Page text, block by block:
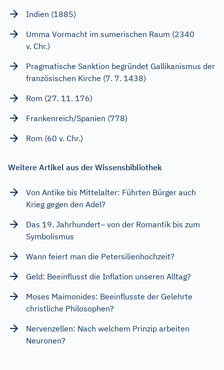
Indien (1885)
Umma Vormacht im sumerischen Raum (2340
v. Chr.)
Pragmatische Sanktion begründet Gallikanismus der
französischen Kirche (7. 7. 1438)
Rom (27. 11. 176)
Frankenreich/Spanien (778)
Rom (60 v. Chr.)
Weitere Artikel aus der Wissensbibliothek
Von Antike bis Mittelalter: Führten Bürger auch
Krieg gegen den Adel?
Das 19. Jahrhundert– von der Romantik bis zum
Symbolismus
Wann feiert man die Petersilienhochzeit?
Geld: Beeinflusst die Inflation unseren Alltag?
Moses Maimonides: Beeinflusste der Gelehrte
christliche Philosophen?
Nervenzellen: Nach welchem Prinzip arbeiten
Neuronen?